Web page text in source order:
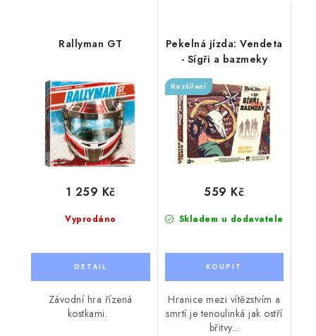
Rallyman GT
Vyprodáno
1 259 Kč
Závodní hra řízená
kostkami.
Pekelná jízda: Vendeta
- Sígři a bazmeky
Rozšíření
Skladem u dodavatele
559 Kč
Hranice mezi vítězstvím a
smrtí je tenoulinká jak ostří
břitvy...